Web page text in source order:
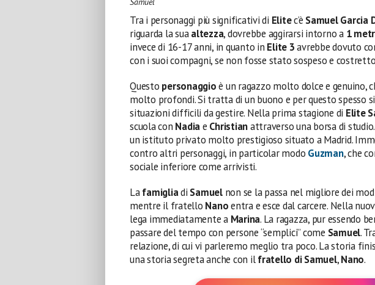
Tra i personaggi più significativi di Elitec’è Samuel Garcia
riguarda la suaaltezza, dovrebbe aggirarsi intorno a 1
invece di 16-17 anni, in quanto in Elite 3avrebbe dovuto
con i suoi compagni, se non fosse stato sospeso e
Questo personaggioè un ragazzo molto dolce e genuino,
molto profondi. Si tratta di un buono e per questo spesso
situazioni difficili da gestire. Nella prima stagione di Elite
scuola con Nadiae Christianattraverso una borsa di
un istituto privato molto prestigioso situato a Madrid.
contro altri personaggi, in particolar modo Guzman, che
sociale inferiore come arrivisti.
Lafamigliadi Samuel non se la passa nel migliore dei
mentre il fratello Nanoentra e esce dal carcere. Nella
lega immediatamente a Marina. La ragazza, pur essendo
passare del tempo con persone “semplici” come Samuel.
relazione, di cui vi parleremo meglio tra poco. La storia
una storia segreta anche con ilfratello di Samuel,Nano.